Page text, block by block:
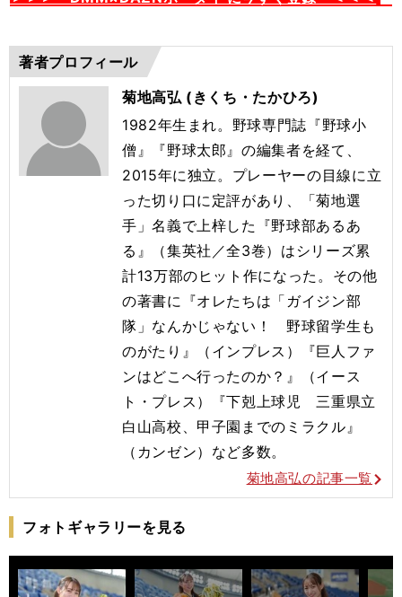
著者プロフィール
菊地高弘 (きくち・たかひろ)
1982年生まれ。野球専門誌『野球小
僧』『野球太郎』の編集者を経て、
2015年に独立。プレーヤーの目線に立
った切り口に定評があり、「菊地選
手」名義で上梓した『野球部あるあ
る』（集英社／全3巻）はシリーズ累
計13万部のヒット作になった。その他
の著書に『オレたちは「ガイジン部
隊」なんかじゃない！ 野球留学生も
のがたり』（インプレス）『巨人ファ
ンはどこへ行ったのか？』（イース
ト・プレス）『下剋上球児 三重県立
白山高校、甲子園までのミラクル』
（カンゼン）など多数。
菊地高弘の記事一覧
フォトギャラリーを見る